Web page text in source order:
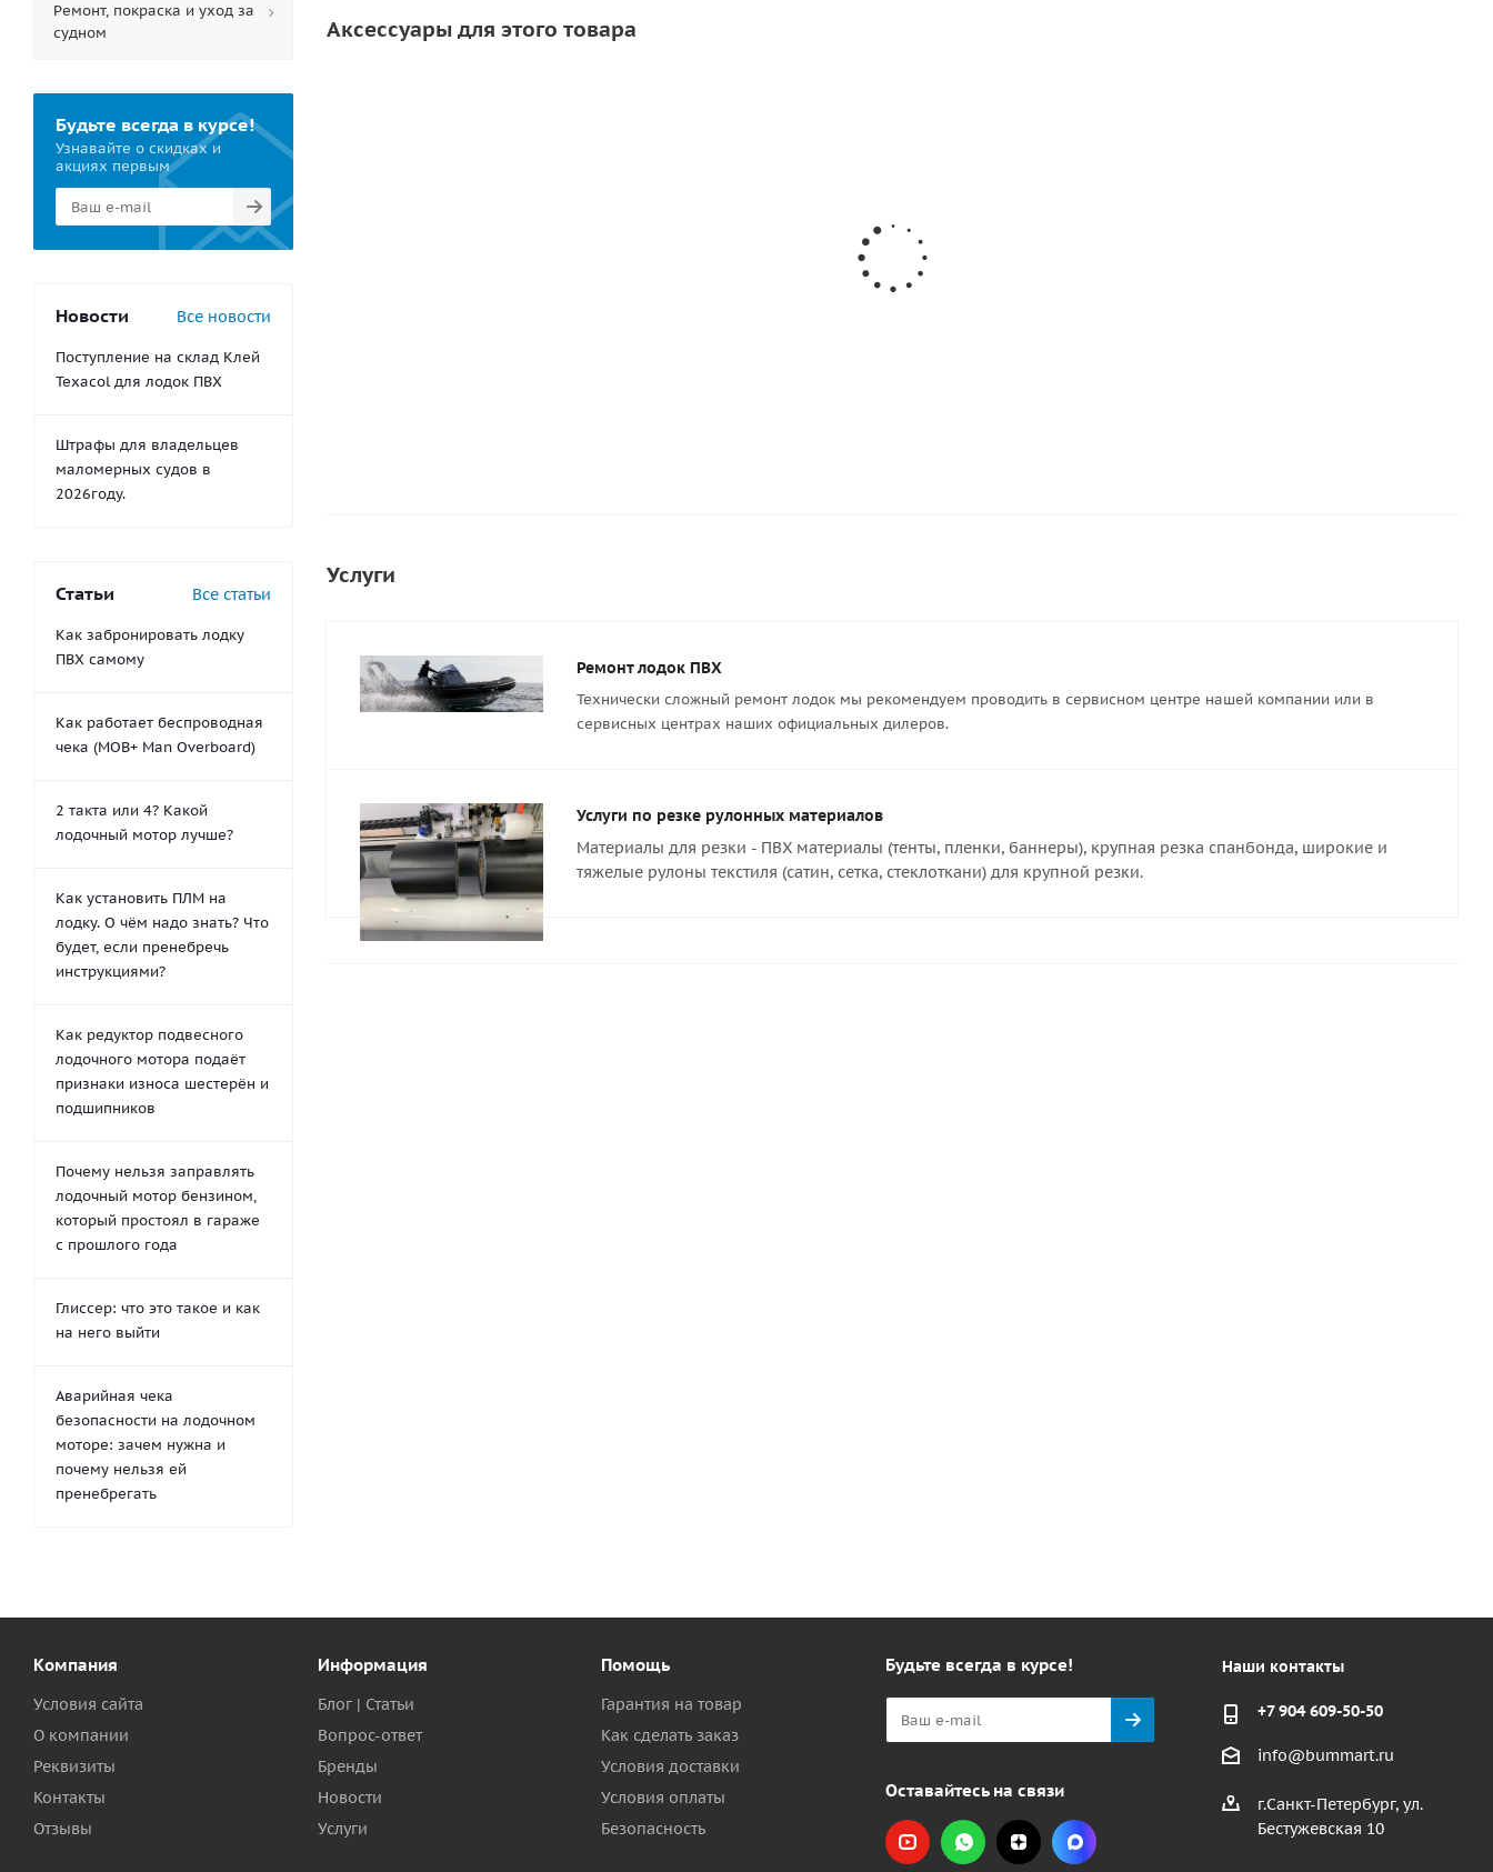
Аксессуары для этого товара
Услуги
Ремонт лодок ПВХ
Технически сложный ремонт лодок мы рекомендуем проводить в сервисном центре нашей компании или в
сервисных центрах наших официальных дилеров.
Услуги по резке рулонных материалов
Материалы для резки - ПВХ материалы (тенты, пленки, баннеры), крупная резка спанбонда, широкие и
тяжелые рулоны текстиля (сатин, сетка, стеклоткани) для крупной резки.
Ремонт, покраска и уход за
судном
Будьте всегда в курсе!
Узнавайте о скидках и
акциях первым
Новости Все новости
Поступление на склад Клей
Texacol для лодок ПВХ
Штрафы для владельцев
маломерных судов в
2026году.
Статьи Все статьи
Как забронировать лодку
ПВХ самому
Как работает беспроводная
чека (MOB+ Man Overboard)
2 такта или 4? Какой
лодочный мотор лучше?
Как установить ПЛМ на
лодку. О чём надо знать? Что
будет, если пренебречь
инструкциями?
Как редуктор подвесного
лодочного мотора подаёт
признаки износа шестерён и
подшипников
Почему нельзя заправлять
лодочный мотор бензином,
который простоял в гараже
с прошлого года
Глиссер: что это такое и как
на него выйти
Аварийная чека
безопасности на лодочном
моторе: зачем нужна и
почему нельзя ей
пренебрегать
Компания
Условия сайта
О компании
Реквизиты
Контакты
Отзывы
Информация
Блог | Статьи
Вопрос-ответ
Бренды
Новости
Услуги
Помощь
Гарантия на товар
Как сделать заказ
Условия доставки
Условия оплаты
Безопасность
Будьте всегда в курсе!
Оставайтесь на связи
Наши контакты
+7 904 609-50-50
info@bummart.ru
г.Санкт-Петербург, ул.
Бестужевская 10